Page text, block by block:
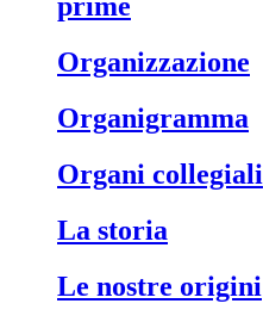
prime
organizzazione
organigramma
organi collegiali
la storia
le nostre origini